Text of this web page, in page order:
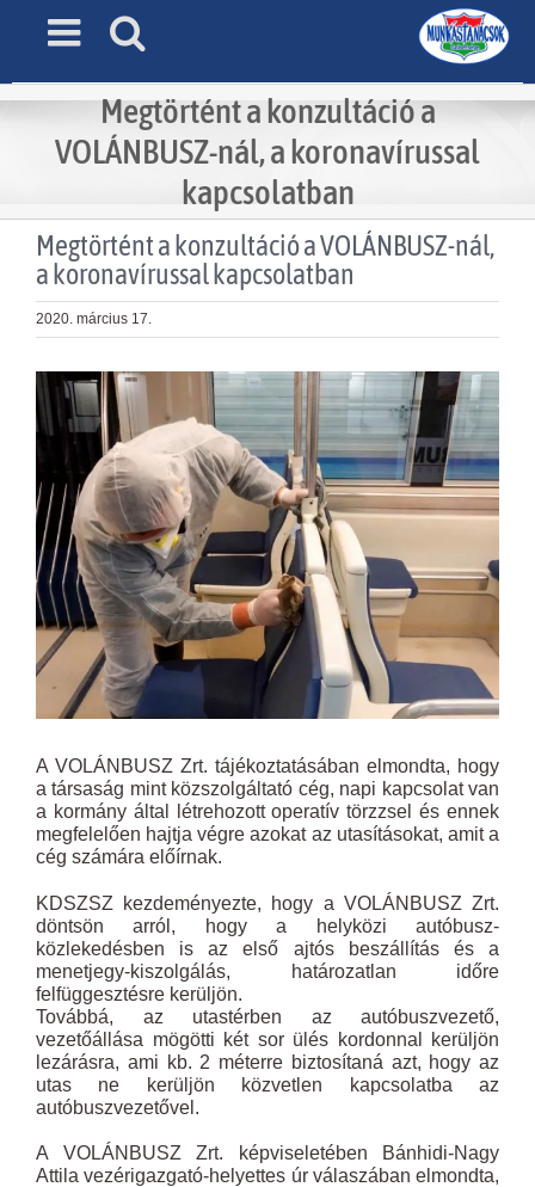
Megtörtént a konzultáció a
VOLÁNBUSZ-nál, a koronavírussal
kapcsolatban
Megtörtént a konzultáció a VOLÁNBUSZ-nál,
a koronavírussal kapcsolatban
2020. március 17.
View
Larger
Image
A VOLÁNBUSZ Zrt. tájékoztatásában elmondta, hogy
a társaság mint közszolgáltató cég, napi kapcsolat van
a kormány által létrehozott operatív törzzsel és ennek
megfelelően hajtja végre azokat az utasításokat, amit a
cég számára előírnak.
KDSZSZ kezdeményezte, hogy a VOLÁNBUSZ Zrt.
döntsön arról, hogy a helyközi autóbusz-
közlekedésben is az első ajtós beszállítás és a
menetjegy-kiszolgálás, határozatlan időre
felfüggesztésre kerüljön.
Továbbá, az utastérben az autóbuszvezető,
vezetőállása mögötti két sor ülés kordonnal kerüljön
lezárásra, ami kb. 2 méterre biztosítaná azt, hogy az
utas ne kerüljön közvetlen kapcsolatba az
autóbuszvezetővel.
A VOLÁNBUSZ Zrt. képviseletében Bánhidi-Nagy
Attila vezérigazgató-helyettes úr válaszában elmondta,